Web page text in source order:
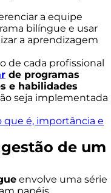
a equipe
bilíngue e usar
a aprendizagem
de cada profissional
de programas
e habilidades
seja implementada
que é, importância e
de um
envolve uma série